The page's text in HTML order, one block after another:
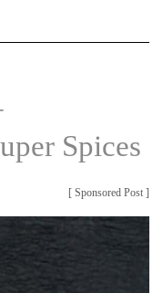
Spices
[ Sponsored Post ]